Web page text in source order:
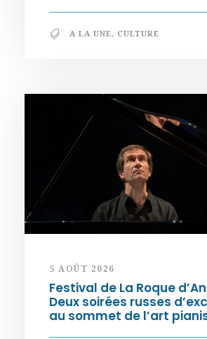
A LA UNE, CULTURE
5 AOÛT 2026
Festival de La Roque
Deux soirées russes
au sommet de l’art